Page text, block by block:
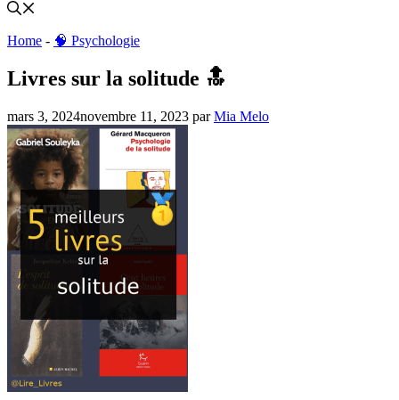
Home - 🧠 Psychologie
Livres sur la solitude 🔝
mars 3, 2024novembre 11, 2023 parMia Melo